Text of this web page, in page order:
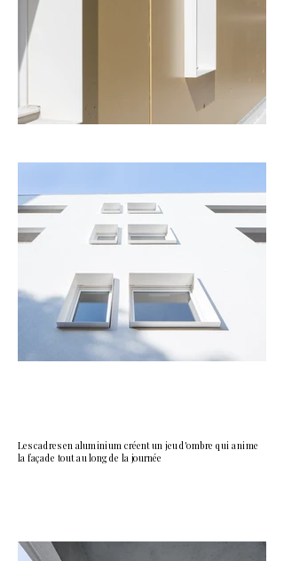
Les cadres en aluminium créent un jeu d'ombre qui anime
la façade tout au long de la journée